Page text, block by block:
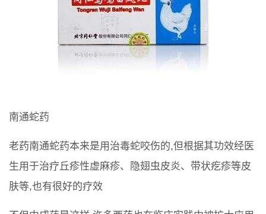
南通蛇药
老药南通蛇药本来是用治毒蛇咬伤的,但根据其功效经医
生用于治疗丘疹性虚麻疹、隐翅虫皮炎、带状疙疹等皮
肤等,也有很好的疗效